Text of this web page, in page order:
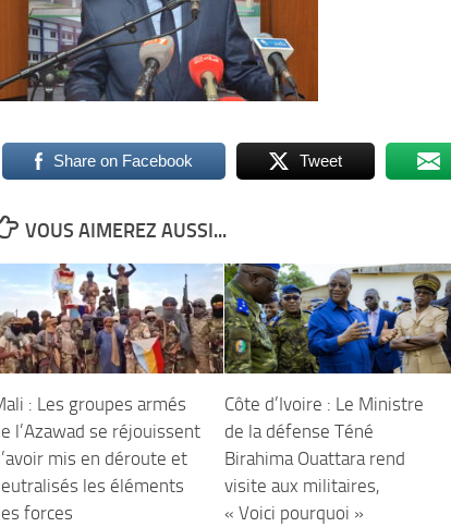
Share on Facebook Tweet
VOUS AIMEREZ AUSSI...
: Les groupes armés
l’Azawad se réjouissent
mis en déroute et
les éléments
forces
Côte d’Ivoire : Le Ministre
de la défense Téné
Birahima Ouattara rend
visite aux militaires,
« Voici pourquoi »